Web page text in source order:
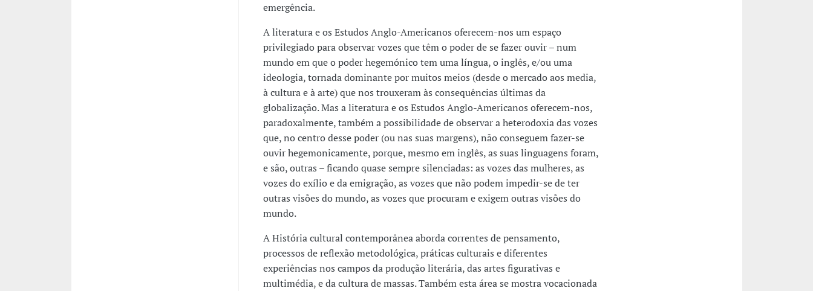
emergência.
A literatura e os Estudos Anglo-Americanos oferecem-nos um espaço
privilegiado para observar vozes que têm o poder de se fazer ouvir – num
mundo em que o poder hegemónico tem uma língua, o inglês, e/ou uma
ideologia, tornada dominante por muitos meios (desde o mercado aos media,
à cultura e à arte) que nos trouxeram às consequências últimas da
globalização. Mas a literatura e os Estudos Anglo-Americanos oferecem-nos,
paradoxalmente, também a possibilidade de observar a heterodoxia das vozes
que, no centro desse poder (ou nas suas margens), não conseguem fazer-se
ouvir hegemonicamente, porque, mesmo em inglês, as suas linguagens foram,
e são, outras – ficando quase sempre silenciadas: as vozes das mulheres, as
vozes do exílio e da emigração, as vozes que não podem impedir-se de ter
outras visões do mundo, as vozes que procuram e exigem outras visões do
mundo.
A História cultural contemporânea aborda correntes de pensamento,
processos de reflexão metodológica, práticas culturais e diferentes
experiências nos campos da produção literária, das artes figurativas e
multimédia, e da cultura de massas. Também esta área se mostra vocacionada